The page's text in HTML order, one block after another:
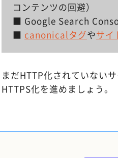
コンテンツの回避）
■ Google Search
■ canonicalタグやサイ
まだHTTP化されていない
HTTPS化を進めましょう。